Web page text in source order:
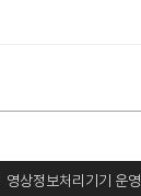
영상정보처리기기 운